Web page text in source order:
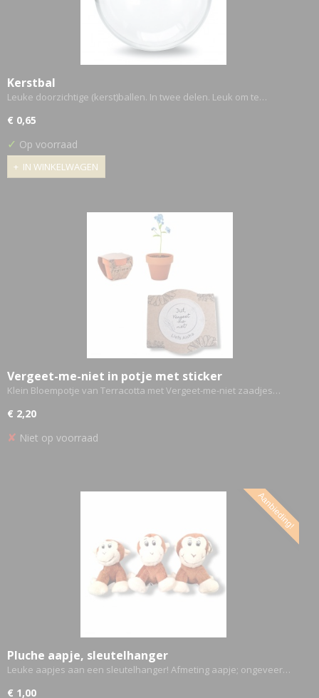
Kerstbal
Leuke doorzichtige (kerst)ballen. In twee delen. Leuk om te…
€ 0,65
✓ Op voorraad
IN WINKELWAGEN
Vergeet-me-niet in potje met sticker
Klein Bloempotje van Terracotta met Vergeet-me-niet zaadjes…
€ 2,20
✘ Niet op voorraad
Aanbieding!
Pluche aapje, sleutelhanger
Leuke aapjes aan een sleutelhanger! Afmeting aapje; ongeveer…
€ 1,00